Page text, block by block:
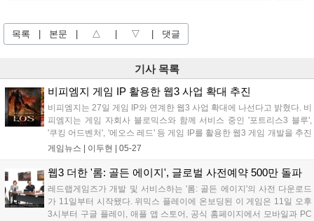
목록 본문 △ ▽ 댓글
기사 목록
비피엠지 게임 IP 활용한 웹3 사업 확대 추진
비피엠지는 27일 게임 IP와 연계한 웹3 사업 확대에 나선다고 밝혔다. 비
피엠지는 게임 자회사 블로믹스와 함께 서비스 중인 '포트리스3 블루',
'쿠킹 어드벤처', '에오스 레드' 등 게임 IP를 활용한 웹3 게임 개발을 추진
한다. 개발된 게임은 글로벌 웹3 플랫폼 '팝플러스'와 연계해 관련 사업을
게임뉴스 | 이두현 05-27
웹3 더한 '롬: 골든 에이지', 글로벌 사전예약 500만 돌파
레드랩게임즈가 개발 및 서비스하는 '롬: 골든 에이지'의 사전 다운로드
가 11일부터 시작됐다. 위믹스 플레이에 온보딩된 이 게임은 11일 오후
3시부터 구글 플레이, 애플 앱 스토어, 공식 홈페이지에서 모바일과 PC